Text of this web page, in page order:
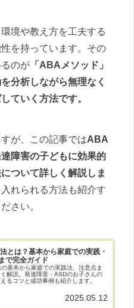
境や教え方を工夫する
を持っています。その
のが 「ABAメソッド」
分析しながら無理なく
ていく方法です。
が、この記事ではABA
障害の子どもに効果的
ついて詳しく解説しま
れられる方法も紹介す
さい。
とは？基本から家庭での実践・
で完全ガイド
基本から家庭での実践法、注意点ま
解説。発達障害・ASDのお子さんの
るコツと成功事例も紹介します。
2025.05.12